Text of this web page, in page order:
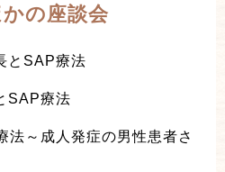
の座談会
とSAP療法
SAP療法
法～成人発症の男性患者さ